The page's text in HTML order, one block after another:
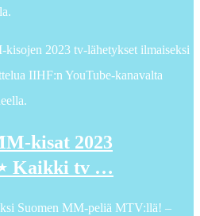
2023 tv-lähetykset ilmaiseksi
IIHF:n YouTube-kanavalta
kisat 2023
⋆ Kaikki tv …
Suomen MM-peliä MTV:llä! –